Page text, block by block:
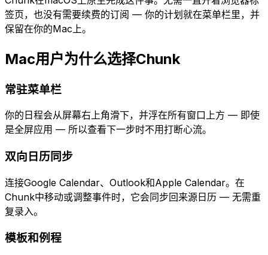
签页，也没有需要续费的订阅 — 你的计划就在菜单栏里，并
保留在你的Mac上。
Mac用户为什么选择Chunk
常驻菜单栏
你的日程会从屏幕右上角滑下，并浮在所有窗口上方 — 即使
是全屏应用 — 所以查看下一步时不用打断心流。
双向日历同步
连接Google Calendar、Outlook和Apple Calendar。在
Chunk中移动或调整事件时，它会同步回来源日历 — 无需重
复录入。
模板和例程